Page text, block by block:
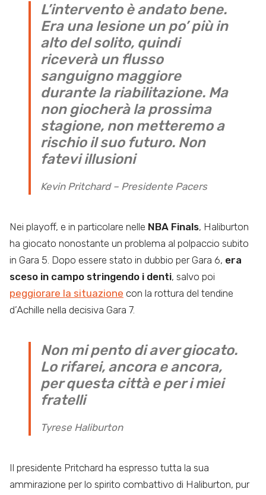
L’intervento è andato bene.
Era una lesione un po’ più in
alto del solito, quindi
riceverà un flusso
sanguigno maggiore
durante la riabilitazione. Ma
non giocherà la prossima
stagione, non metteremo a
rischio il suo futuro. Non
fatevi illusioni
Kevin Pritchard – Presidente Pacers
Nei playoff, e in particolare nelle NBA Finals, Haliburton
ha giocato nonostante un problema al polpaccio subito
in Gara 5. Dopo essere stato in dubbio per Gara 6, era
sceso in campo stringendo i denti, salvo poi
peggiorare la situazione con la rottura del tendine
d’Achille nella decisiva Gara 7.
Non mi pento di aver giocato.
Lo rifarei, ancora e ancora,
per questa città e per i miei
fratelli
Tyrese Haliburton
Il presidente Pritchard ha espresso tutta la sua
ammirazione per lo spirito combattivo di Haliburton, pur